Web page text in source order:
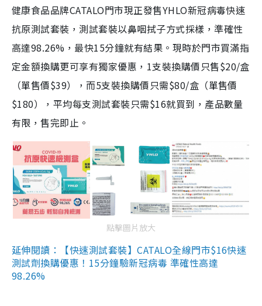
健康食品品牌CATALO門市現正發售YHLO新冠病毒快速
抗原測試套裝，測試套裝以鼻咽拭子方式採樣，準確性
高達98.26%，最快15分鐘就有結果。現時於門市買滿指
定金額換購更可享有獨家優惠，1支裝換購價只售$20/盒
（單售價$39），而5支裝換購價只需$80/盒（單售價
$180），平均每支測試套裝只需$16就買到，產品數量
有限，售完即止。
點擊圖片放大
延伸閱讀：【快速測試套裝】CATALO全線門市$16快速
測試劑換購優惠！15分鐘驗新冠病毒 準確性高達
98.26%